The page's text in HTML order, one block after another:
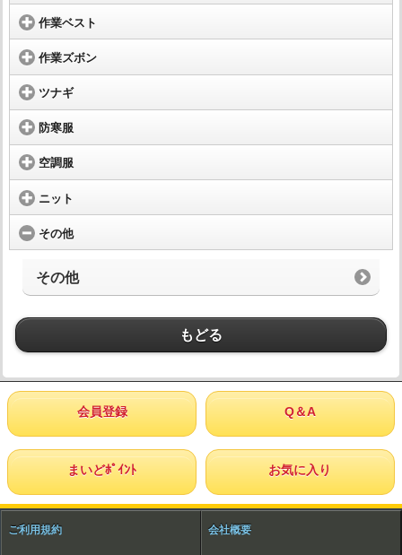
作業ベスト
作業ズボン
ツナギ
防寒服
空調服
ニット
その他
その他
もどる
会員登録 Q＆A
まいどﾎﾟｲﾝﾄ お気に入り
ご利用規約 会社概要